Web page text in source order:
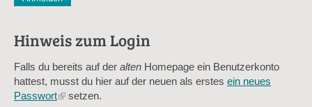
Diese Sicherheitsfrage überprüft, ob Sie ein menschlicher
Sag mir nicht, wie viele Sternlein stehen
Hinweis zum Login
Falls du bereits auf der alten Homepage ein Benutzerkonto
hattest, musst du hier auf der neuen als erstes ein neues
Passwort(linksetzen.